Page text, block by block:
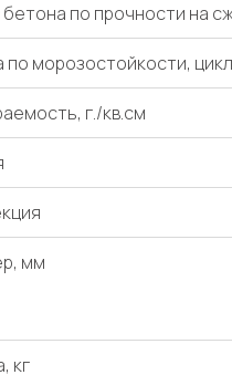
бетона по прочности на
по морозостойкости,
г./кв.см
мм
кг